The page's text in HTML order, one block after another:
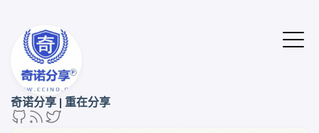
奇诺分享 | 重在分享